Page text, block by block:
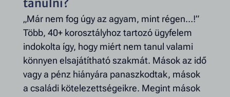
tanulni?
„Már nem fog úgy az agyam, mint régen…!”
Több, 40+ korosztályhoz tartozó ügyfelem
indokolta így, hogy miért nem tanul valami
könnyen elsajátítható szakmát. Mások az idő
vagy a pénz hiányára panaszkodtak, mások
a családi kötelezettségeikre. Megint mások